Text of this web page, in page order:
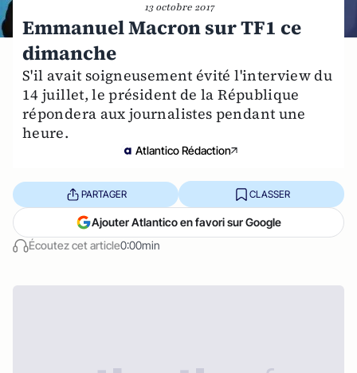
13 octobre 2017
Emmanuel Macron sur TF1 ce
dimanche
S'il avait soigneusement évité l'interview du
14 juillet, le président de la République
répondera aux journalistes pendant une
heure.
Atlantico Rédaction
Écoutez cet article0:00min
PARTAGER CLASSER
Ajouter Atlantico en favori sur Google